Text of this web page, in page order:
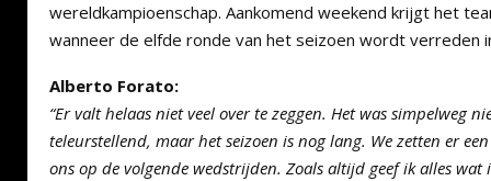
wereldkampioenschap. Aankomend weekend krijgt het
wanneer de elfde ronde van het seizoen wordt verreden
Alberto Forato:
“Er valt helaas niet veel over te zeggen. Het was simpelweg
teleurstellend, maar het seizoen is nog lang. We zetten er
ons op de volgende wedstrijden. Zoals altijd geef ik alles wat